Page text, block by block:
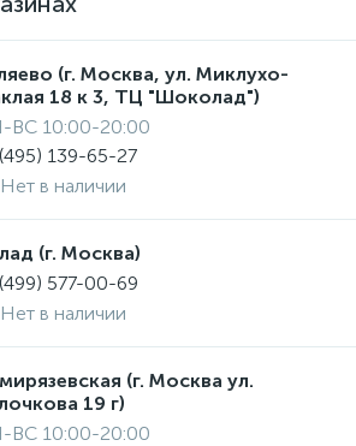
(г. Москва, ул. Миклухо-
18 к 3, ТЦ "Шоколад")
ВС 10:00-20:00
139-65-27
Нет в наличии
(г. Москва)
577-00-69
Нет в наличии
(г. Москва ул.
19 г)
ВС 10:00-20:00